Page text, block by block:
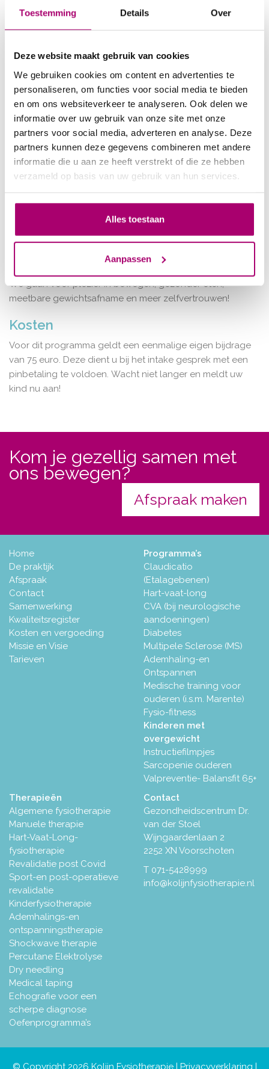
Toestemming Details Over
Deze website maakt gebruik van cookies
We gebruiken cookies om content en advertenties te
personaliseren, om functies voor social media te bieden
en om ons websiteverkeer te analyseren. Ook delen we
informatie over uw gebruik van onze site met onze
partners voor social media, adverteren en analyse. Deze
partners kunnen deze gegevens combineren met andere
informatie die u aan ze heeft verstrekt of die ze hebben
verzameld op basis van uw gebruik van hun services.
Alles toestaan
Aanpassen
Defysiotherapeut
doet een intake en twee
vervolgconsulten voor kind en ouders, tweemaal per
groepsbijeenkomst ‘Beweging’ voor ouders/verzorgers.
De fysiotherapeut gaat na of er geen fysieke
belemmeringen zijn om te bewegen, stelt de basisconditie
vast en maakt het beweegprogramma voor de komende
12 weken. De fysiotherapeut zorgt dat bewegen ook leuk
is, motiveert het kind, eventueel samen met een
sportmaatje, tijdens het sporten. Tevens begeleidt en
motiveert de fysiotherapeut het kind om thuis voldoende
te bewegen en een sport uit te zoeken in de buurt. Het
wenselijk/nodig psychologische begeleiding aan. De
consulten vinden plaats in Voorschoten.
Waar gaan we voor?
We gaan voor plezier in bewegen, gezonder eten,
meetbare gewichtsafname en meer zelfvertrouwen!
Kosten
Voor dit programma geldt een eenmalige eigen bijdrage
van 75 euro. Deze dient u bij het intake gesprek met een
pinbetaling te voldoen. Wacht niet langer en meldt uw
kind nu aan!
Kom je gezellig samen met
ons bewegen?
Afspraak maken
Home
De praktijk
Afspraak
Contact
Samenwerking
Kwaliteitsregister
Kosten en vergoeding
Missie en Visie
Tarieven
Programma’s
Claudicatio
(Etalagebenen)
Hart-vaat-long
CVA (bij neurologische
aandoeningen)
Diabetes
Multipele Sclerose (MS)
Ademhaling-en
Ontspannen
Medische training voor
ouderen (i.s.m. Marente)
Fysio-fitness
Kinderen met
overgewicht
Instructiefilmpjes
Sarcopenie ouderen
Valpreventie- Balansfit 65+
Therapieën
Algemene fysiotherapie
Manuele therapie
Hart-Vaat-Long-
fysiotherapie
Revalidatie post Covid
Sport-en post-operatieve
revalidatie
Kinderfysiotherapie
Ademhalings-en
ontspanningstherapie
Shockwave therapie
Percutane Elektrolyse
Dry needling
Medical taping
Echografie voor een
scherpe diagnose
Oefenprogramma’s
Contact
Gezondheidscentrum Dr.
van der Stoel
Wijngaardenlaan 2
2252 XN Voorschoten
T 071-5428999
info@kolijnfysiotherapie.nl
© Copyright 2026 Kolijn Fysiotherapie | Privacyverklaring |